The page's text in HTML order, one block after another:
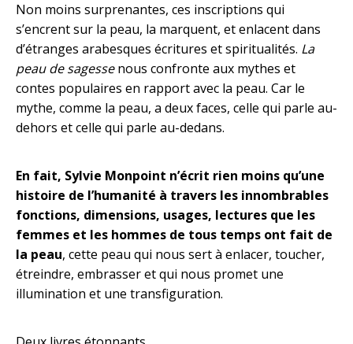
Non moins surprenantes, ces inscriptions qui
s’encrent sur la peau, la marquent, et enlacent dans
d’étranges arabesques écritures et spiritualités. La
peau de sagessenous confronte aux mythes et
contes populaires en rapport avec la peau. Car le
mythe, comme la peau, a deux faces, celle qui parle au-
dehors et celle qui parle au-dedans.
En fait, Sylvie Monpoint n’écrit rien moins qu’une
histoire de l’humanité à travers les innombrables
fonctions, dimensions, usages, lectures que les
femmes et les hommes de tous temps ont fait de
la peau, cette peau qui nous sert à enlacer, toucher,
étreindre, embrasser et qui nous promet une
illumination et une transfiguration.